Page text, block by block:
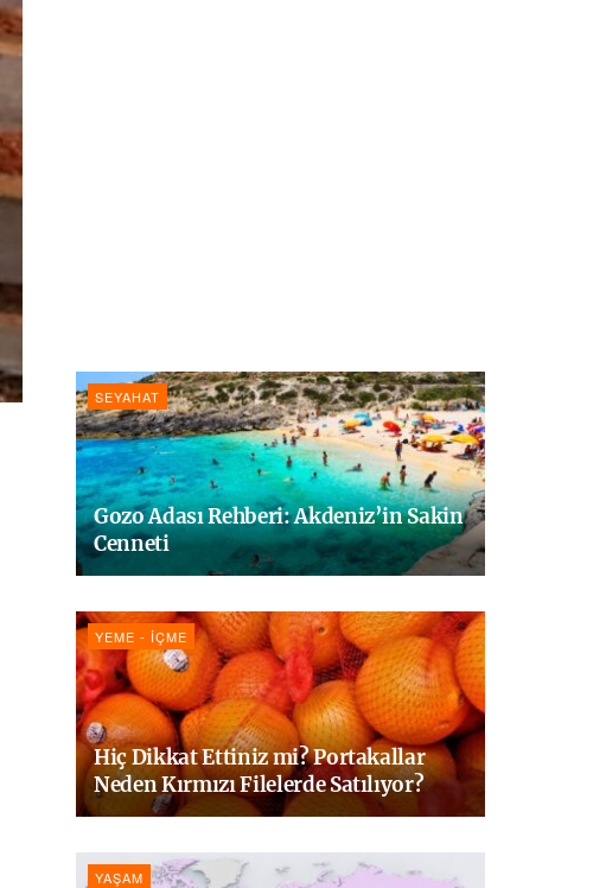
SEYAHAT
Gozo Adası Rehberi: Akdeniz’in Sakin
Cenneti
YEME - İÇME
Hiç Dikkat Ettiniz mi? Portakallar
Neden Kırmızı Filelerde Satılıyor?
YAŞAM